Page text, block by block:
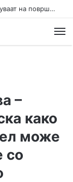
Десетици нацистички бродови испливуваат на површина во близина на Прахово: Хитлер самиот ги потопил
–
како
може
со